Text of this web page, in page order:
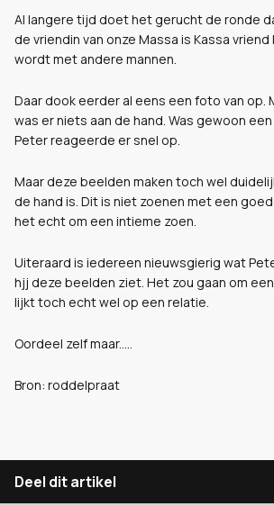
Al langere tijd doet het gerucht de ronde
de vriendin van onze Massa is Kassa
wordt met andere mannen.
Daar dook eerder al eens een foto van op.
was er niets aan de hand. Was gewoon
Peter reageerde er snel op.
Maar deze beelden maken toch wel
de hand is. Dit is niet zoenen met een
het echt om een intieme zoen.
Uiteraard is iedereen nieuwsgierig wat
hjj deze beelden ziet. Het zou gaan om
lijkt toch echt wel op een relatie.
Oordeel zelf maar.....
Bron: roddelpraat
Deel dit artikel